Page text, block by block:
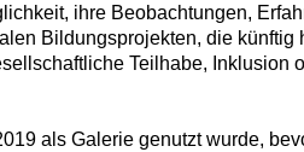
ihre Beobachtungen,
Bildungsprojekten, die künftig
Teilhabe, Inklusion
als Galerie genutzt wurde,